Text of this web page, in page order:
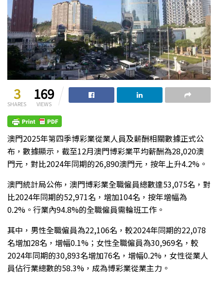
3
SHARES
169
VIEWS
澳門2025年第四季博彩業從業人員及薪酬相關數據正式公
布，數據顯示，截至12月澳門博彩業平均薪酬為28,020澳
門元，對比2024年同期的26,890澳門元，按年上升4.2%。
澳門統計局公佈，澳門博彩業全職僱員總數達53,075名，對
比2024年同期的52,971名，增加104名，按年增幅為
0.2%。行業內94.8%的全職僱員需輪班工作。
其中，男性全職僱員為22,106名，較2024年同期的22,078
名增加28名，增幅0.1%；女性全職僱員為30,969名，較
2024年同期的30,893名增加76名，增幅0.2%，女性從業人
員佔行業總數的58.3%，成為博彩業從業主力。